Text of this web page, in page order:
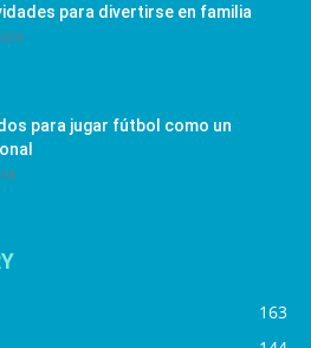
para divertirse en familia
para jugar fútbol como un
163